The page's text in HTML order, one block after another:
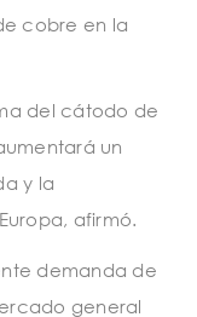
cobre en la
del cátodo de
un
y la
afirmó.
demanda de
general